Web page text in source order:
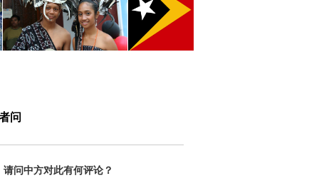
问
问中方对此有何评论？